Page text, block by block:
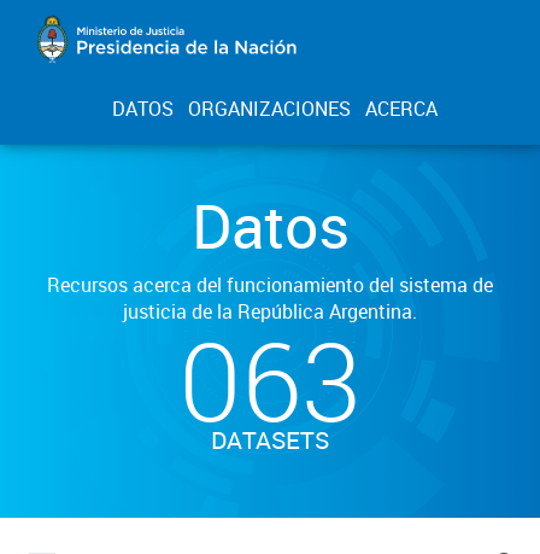
DATOS ORGANIZACIONES ACERCA
Datos
Recursos acerca del funcionamiento del sistema de
justicia de la República Argentina.
063
DATASETS